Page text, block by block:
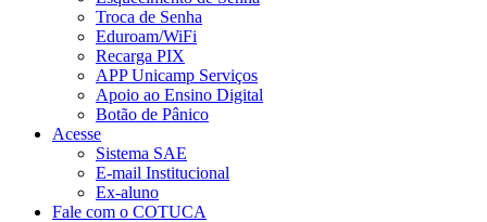
Troca de Senha
Eduroam/WiFi
Recarga PIX
APP Unicamp Serviços
Apoio ao Ensino Digital
Botão de Pânico
Acesse
Sistema SAE
E-mail Institucional
Ex-aluno
Fale com o COTUCA